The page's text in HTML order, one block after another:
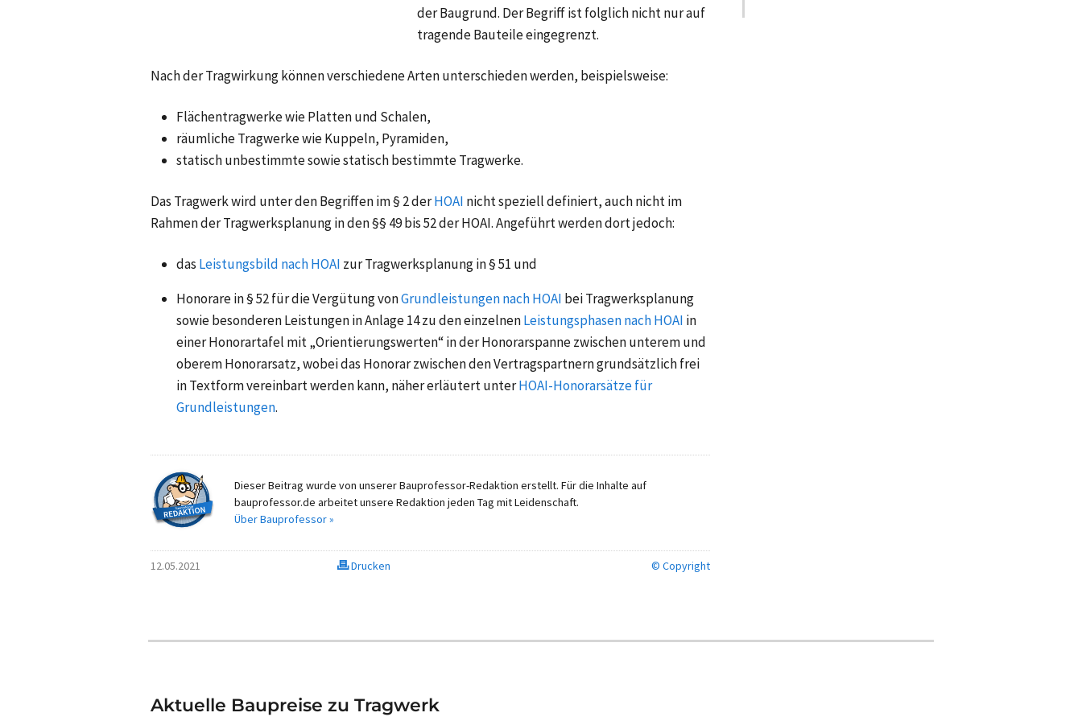
der Baugrund. Der Begriff ist folglich nicht nur auf
tragende Bauteile eingegrenzt.
Nach der Tragwirkung können verschiedene Arten unterschieden werden, beispielsweise:
Flächentragwerke wie Platten und Schalen,
räumliche Tragwerke wie Kuppeln, Pyramiden,
statisch unbestimmte sowie statisch bestimmte Tragwerke.
Das Tragwerk wird unter den Begriffen im§ 2derHOAI nicht speziell definiert, auch nicht im
Rahmen der Tragwerksplanung in den§§ 49 bis 52der HOAI. Angeführt werden dort jedoch:
das Leistungsbild nach HOAI zur Tragwerksplanung in§ 51 und
Honorare in§ 52für die Vergütung vonGrundleistungen nach HOAI bei Tragwerksplanung
sowie besonderen Leistungen inAnlage 14zu den einzelnenLeistungsphasen nach HOAI in
einer Honorartafel mit „Orientierungswerten“ in der Honorarspanne zwischen unterem und
oberem Honorarsatz, wobei das Honorar zwischen den Vertragspartnern grundsätzlich frei
in Textform vereinbart werden kann, näher erläutert unterHOAI-Honorarsätze für
Grundleistungen.
Dieser Beitrag wurde von unserer Bauprofessor-Redaktion erstellt. Für die Inhalte auf
bauprofessor.de arbeitet unsere Redaktion jeden Tag mit Leidenschaft.
Über Bauprofessor »
12.05.2021 Drucken © Copyright
Aktuelle Baupreise zu Tragwerk